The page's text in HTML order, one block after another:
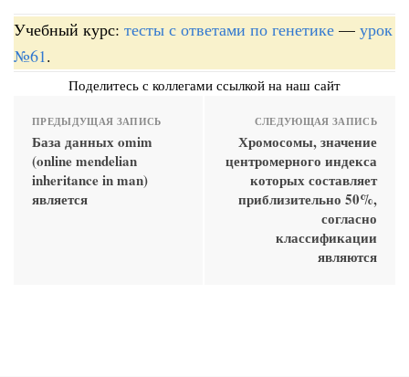
Учебный курс: тесты с ответами по генетике — урок
№61.
Поделитесь с коллегами ссылкой на наш сайт
ПРЕДЫДУЩАЯ ЗАПИСЬ
База данных omim
(online mendelian
inheritance in man)
является
СЛЕДУЮЩАЯ ЗАПИСЬ
Хромосомы, значение
центромерного индекса
которых составляет
приблизительно 50%,
согласно
классификации
являются